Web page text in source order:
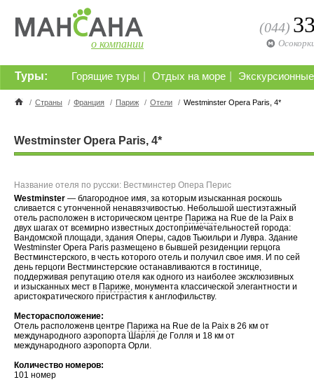
о компании
(044)
Горящие туры Отдых на море
Туры:
/ Страны / Франция / Париж / Отели / Westminster Opera Paris, 4*
Westminster Opera Paris, 4*
Название отеля по русски: Вестминстер Опера Перис
Westminster — благородное имя, за которым изысканная роскошь
сливается с утонченной ненавязчивостью. Небольшой шестиэтажный
отель расположен в историческом центре Парижа на Rue de la Paix в
двух шагах от всемирно известных достопримечательностей города:
Вандомской площади, здания Оперы, садов Тьюильри и Лувра. Здание
Westminster Opera Paris размещено в бывшей резиденции герцога
Вестминстерского, в честь которого отель и получил свое имя. И по сей
день герцоги Вестминстерские останавливаются в гостинице,
поддерживая репутацию отеля как одного из наиболее эксклюзивных
и изысканных мест в Париже, монумента классической элегантности и
аристократического пристрастия к англофильству.
Месторасположение:
Отель расположенв центре Парижа на Rue de la Paix в 26 км от
международного аэропорта Шарля де Голля и 18 км от
международного аэропорта Орли.
Количество номеров:
101 номер